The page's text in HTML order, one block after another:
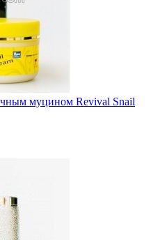
муцином Revival Snail